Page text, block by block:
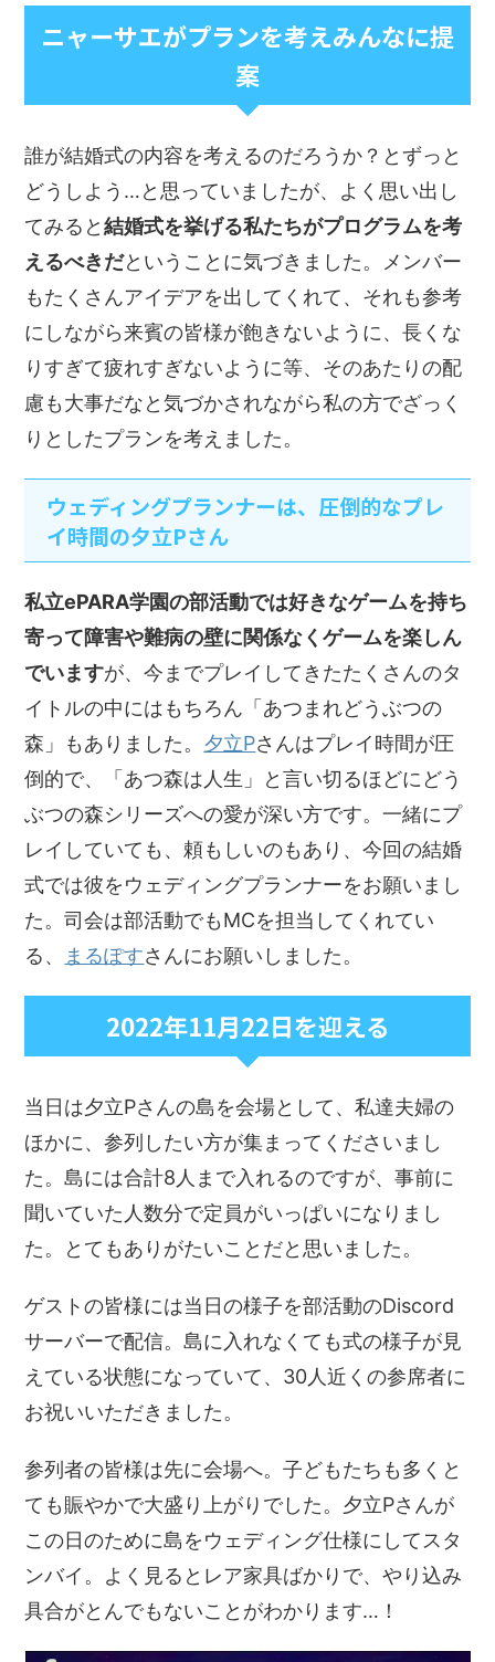
ニャーサエがプランを考えみんなに提
案
誰が結婚式の内容を考えるのだろうか？とずっと
どうしよう…と思っていましたが、よく思い出し
てみると結婚式を挙げる私たちがプログラムを考
えるべきだということに気づきました。メンバー
もたくさんアイデアを出してくれて、それも参考
にしながら来賓の皆様が飽きないように、長くな
りすぎて疲れすぎないように等、そのあたりの配
慮も大事だなと気づかされながら私の方でざっく
りとしたプランを考えました。
ウェディングプランナーは、圧倒的なプレ
イ時間の夕立Pさん
私立ePARA学園の部活動では好きなゲームを持ち
寄って障害や難病の壁に関係なくゲームを楽しん
でいますが、今までプレイしてきたたくさんのタ
イトルの中にはもちろん「あつまれどうぶつの
森」もありました。 夕立Pさんはプレイ時間が圧
倒的で、「あつ森は人生」と言い切るほどにどう
ぶつの森シリーズへの愛が深い方です。一緒にプ
レイしていても、頼もしいのもあり、今回の結婚
式では彼をウェディングプランナーをお願いまし
た。司会は部活動でもMCを担当してくれてい
る、
まるぽすさんにお願いしました。
2022年11月22日を迎える
当日は夕立Pさんの島を会場として、私達夫婦の
ほかに、参列したい方が集まってくださいまし
た。島には合計8人まで入れるのですが、事前に
聞いていた人数分で定員がいっぱいになりまし
た。とてもありがたいことだと思いました。
ゲストの皆様には当日の様子を部活動のDiscord
サーバーで配信。島に入れなくても式の様子が見
えている状態になっていて、30人近くの参席者に
お祝いいただきました。
参列者の皆様は先に会場へ。子どもたちも多くと
ても賑やかで大盛り上がりでした。夕立Pさんが
この日のために島をウェディング仕様にしてスタ
ンバイ。よく見るとレア家具ばかりで、やり込み
具合がとんでもないことがわかります…！